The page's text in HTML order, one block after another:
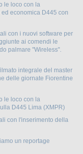
le loco con la
economica D445 con
con i nuovi software per
ai comendi le
palmare "Wireless".
integrale del master
delle giornate Fiorentine
le loco con la
D445 Lima (XMPR)
con l'inserimento della
un reportage